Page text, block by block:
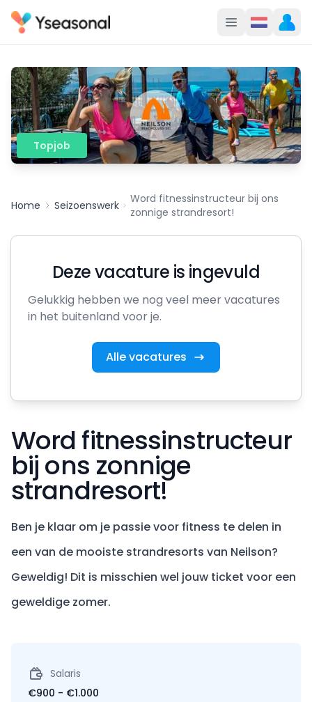
Topjob
Home Seizoenswerk
Word fitnessinstructeur bij ons
zonnige strandresort!
Deze vacature is ingevuld
Gelukkig hebben we nog veel meer vacatures
in het buitenland voor je.
Alle vacatures
Word fitnessinstructeur
bij ons zonnige
strandresort!
Ben je klaar om je passie voor fitness te delen in
een van de mooiste strandresorts van Neilson?
Geweldig! Dit is misschien wel jouw ticket voor een
geweldige zomer.
Salaris
€900 - €1.000